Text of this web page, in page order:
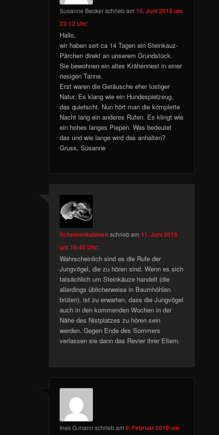
Susanne Beckerschriebam10. Juni 2018 um
23:12 Uhr:
Hallo,
wir haben seit ca 14 Tagen ein Steinkauz-
Pärchen direkt an unserem Grundstück.
Sie bewohnen ein altes Krähennest in einer
riesigen Tanne.
Erst waren die Geräusche eher lustiger
Natur. Es klang wie ein Hundespielzeug,
das quietscht. Nun hört man die komplette
Nacht lang ein anderes Rufen. Es klingt wie
ein hohes langes Piepen. Was bedeutet
das und wie lange wird das anhalten?
Gruss, Susanne
Schemenkabinettschriebam11. Juni 2018
um 16:45 Uhr:
Wahrscheinlich sind es die Rufe der
Jungvögel, die zu hören sind. Wenn es sich
tatsächlich um Steinkäuze handelt (die
allerdings üblicherweise in Baumhöhlen
brüten), ist zu erwarten, dass die Jungvögel
auch in den kommenden Wochen in der
Nähe des Nistplatzes zu hören sein
werden. Gegen Ende des Sommers
verlassen sie dann das Revier ihrer Eltern.
Ines G.mann schriebam9. Februar 2019 um